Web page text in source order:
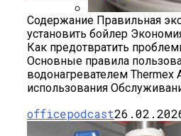
Подключение И
Теплого Пола
Содержание Правильная
установить бойлер
Как предотвратить
Основные правила
водонагревателем Thermex
использования
officepodcast